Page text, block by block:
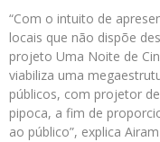
“Com o intuito de
locais que não dispõe
projeto Uma Noite de
viabiliza uma
públicos, com projetor
pipoca, a fim de
ao público”, explica